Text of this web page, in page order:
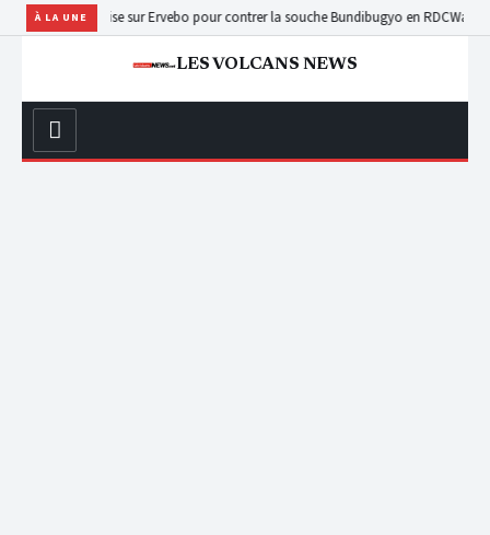
À LA UNE
: l’OMS mise sur Ervebo pour contrer la souche Bundibugyo en RDCWalikale :
LES VOLCANS NEWS